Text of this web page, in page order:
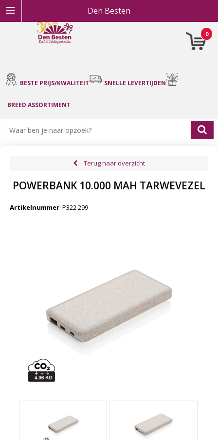
Den Besten
0
BESTE PRIJS/KWALITEIT SNELLE LEVERTIJDEN
BREED ASSORTIMENT
Terug naar overzicht
POWERBANK 10.000 MAH TARWEVEZEL
Artikelnummer: P322.299